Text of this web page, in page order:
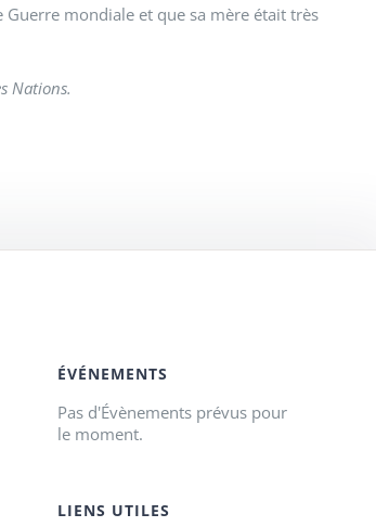
mondiale et que sa mère était très
Nations.
ÉVÉNEMENTS
Pas d'Évènements prévus pour
le moment.
LIENS UTILES